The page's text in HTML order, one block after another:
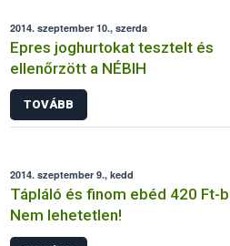
2014. szeptember 10., szerda
Epres joghurtokat tesztelt és
ellenőrzött a NÉBIH
TOVÁBB
2014. szeptember 9., kedd
Tápláló és finom ebéd 420 Ft-
Nem lehetetlen!